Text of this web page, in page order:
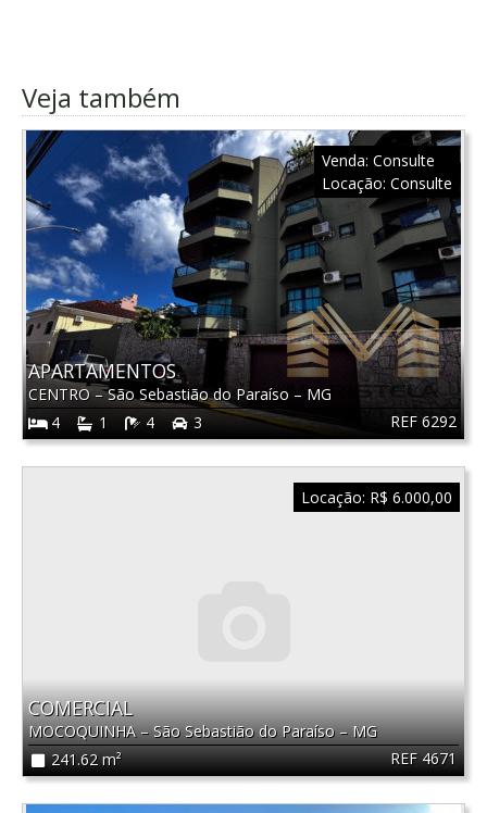
Veja também
REF 6292
APARTAMENTOS
CENTRO–São Sebastião do Paraíso – MG
4
1 4 3
Venda: Consulte
Locação: Consulte
REF 4671
COMERCIAL
MOCOQUINHA–São Sebastião do Paraíso–MG
241.62 m²
Locação: R$ 6.000,00